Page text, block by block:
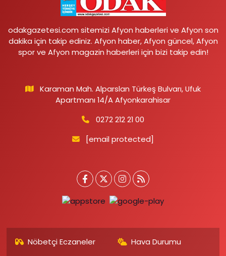
odakgazetesi.com sitemizi Afyon haberleri ve Afyon son
dakika için takip ediniz. Afyon haber, Afyon güncel, Afyon
spor ve Afyon magazin haberleri için bizi takip edin!
Karaman Mah. Alparslan Türkeş Bulvarı, Ufuk
Apartmanı 14/A Afyonkarahisar
0272 212 21 00
[email protected]
Nöbetçi Eczaneler Hava Durumu